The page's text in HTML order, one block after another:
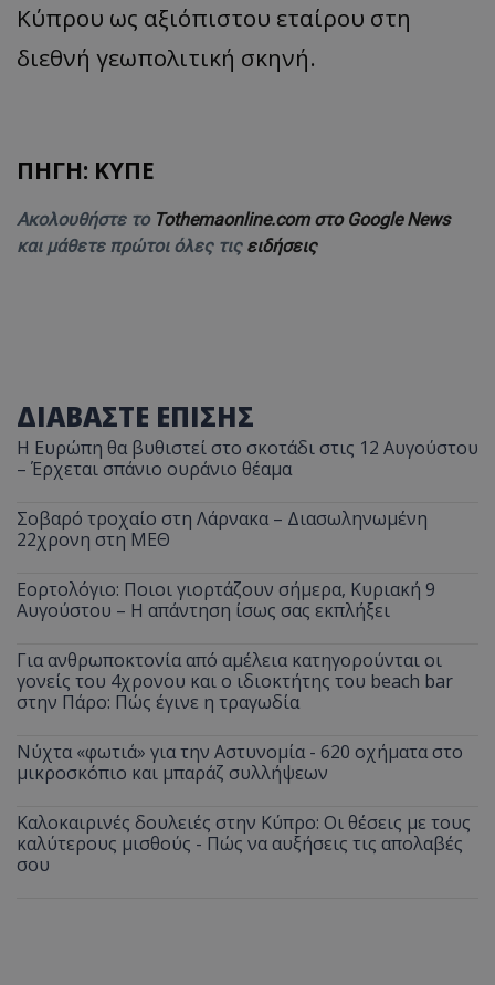
Κύπρου ως αξιόπιστου εταίρου στη
διεθνή γεωπολιτική σκηνή.
ΠΗΓΗ: ΚΥΠΕ
Ακολουθήστε το Tothemaonline.com στο Google News
και μάθετε πρώτοι όλες τις ειδήσεις
ΔΙΑΒΑΣΤΕ ΕΠΙΣΗΣ
Η Ευρώπη θα βυθιστεί στο σκοτάδι στις 12 Αυγούστου
– Έρχεται σπάνιο ουράνιο θέαμα
Σοβαρό τροχαίο στη Λάρνακα – Διασωληνωμένη
22χρονη στη ΜΕΘ
Εορτολόγιο: Ποιοι γιορτάζουν σήμερα, Κυριακή 9
Αυγούστου – Η απάντηση ίσως σας εκπλήξει
Για ανθρωποκτονία από αμέλεια κατηγορούνται οι
γονείς του 4χρονου και ο ιδιοκτήτης του beach bar
στην Πάρο: Πώς έγινε η τραγωδία
Νύχτα «φωτιά» για την Αστυνομία - 620 οχήματα στο
μικροσκόπιο και μπαράζ συλλήψεων
Καλοκαιρινές δουλειές στην Κύπρο: Οι θέσεις με τους
καλύτερους μισθούς - Πώς να αυξήσεις τις απολαβές
σου